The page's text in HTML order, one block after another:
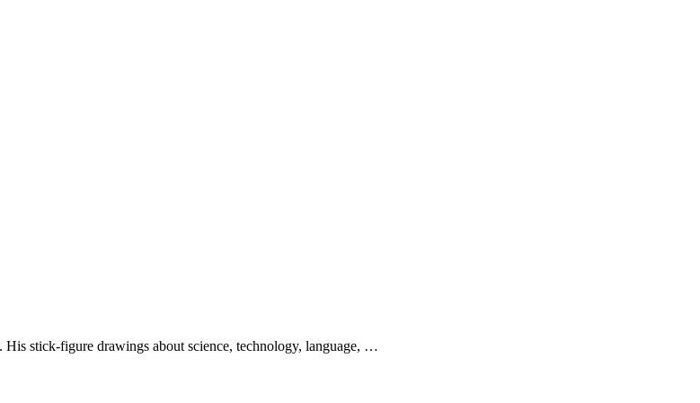
stick-figure drawings about science, technology, language, …